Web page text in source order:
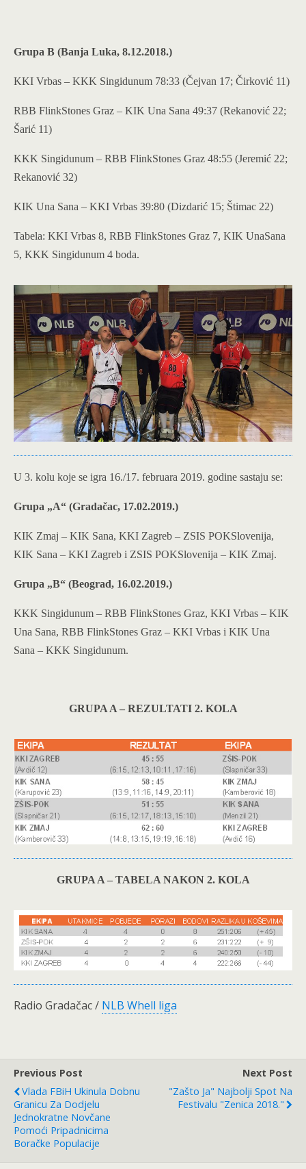
Grupa B (Banja Luka, 8.12.2018.)
KKI Vrbas – KKK Singidunum 78:33 (Čejvan 17; Čirković 11)
RBB FlinkStones Graz – KIK Una Sana 49:37 (Rekanović 22;
Šarić 11)
KKK Singidunum – RBB FlinkStones Graz 48:55 (Jeremić 22;
Rekanović 32)
KIK Una Sana – KKI Vrbas 39:80 (Dizdarić 15; Štimac 22)
Tabela: KKI Vrbas 8, RBB FlinkStones Graz 7, KIK UnaSana
5, KKK Singidunum 4 boda.
U 3. kolu koje se igra 16./17. februara 2019. godine sastaju se:
Grupa „A“ (Gradačac, 17.02.2019.)
KIK Zmaj – KIK Sana, KKI Zagreb – ZSIS POKSlovenija,
KIK Sana – KKI Zagreb i ZSIS POKSlovenija – KIK Zmaj.
Grupa „B“ (Beograd, 16.02.2019.)
KKK Singidunum – RBB FlinkStones Graz, KKI Vrbas – KIK
Una Sana, RBB FlinkStones Graz – KKI Vrbas i KIK Una
Sana – KKK Singidunum.
GRUPA A – REZULTATI 2. KOLA
GRUPA A – TABELA NAKON 2. KOLA
Radio Gradačac / NLB Whell liga
Previous Post
Vlada FBiH Ukinula Dobnu
Granicu Za Dodjelu
Jednokratne Novčane
Pomoći Pripadnicima
Boračke Populacije
Next Post
"Zašto Ja" Najbolji Spot Na
Festivalu "Zenica 2018."